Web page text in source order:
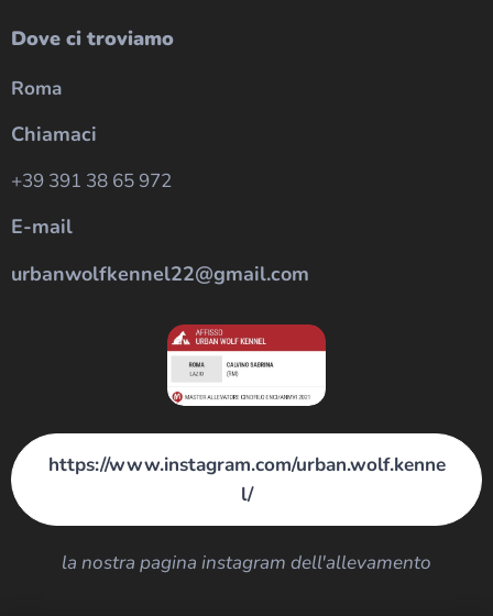
Dove ci troviamo
Roma
Chiamaci
+39 391 38 65 972
E-mail
urbanwolfkennel22@gmail.com
https://www.instagram.com/urban.wolf.kenne
l/
la nostra pagina instagram dell'allevamento